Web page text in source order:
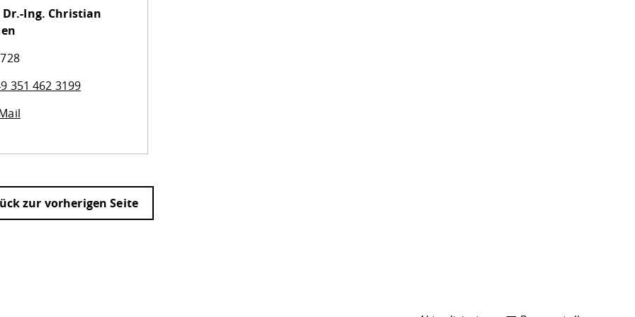
Ing. Christian
351 462 3199
zur vorherigen Seite